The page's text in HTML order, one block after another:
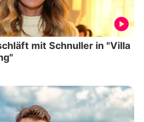
mit Schnuller in "Villa